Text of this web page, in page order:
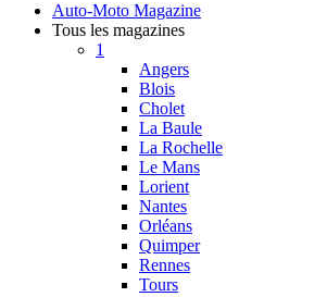
Auto-Moto Magazine
Tous les magazines
1
Angers
Blois
Cholet
La Baule
La Rochelle
Le Mans
Lorient
Nantes
Orléans
Quimper
Rennes
Tours